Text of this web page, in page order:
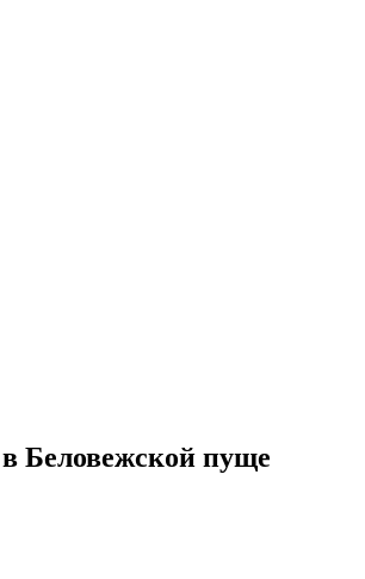
Беловежской пуще